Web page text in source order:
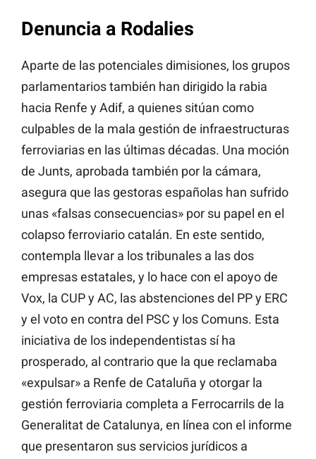
Denuncia a Rodalies
Aparte de las potenciales dimisiones, los grupos
parlamentarios también han dirigido la rabia
hacia Renfe y Adif, a quienes sitúan como
culpables de la mala gestión de infraestructuras
ferroviarias en las últimas décadas. Una moción
de Junts, aprobada también por la cámara,
asegura que las gestoras españolas han sufrido
unas «falsas consecuencias» por su papel en el
colapso ferroviario catalán. En este sentido,
contempla llevar a los tribunales a las dos
empresas estatales, y lo hace con el apoyo de
Vox, la CUP y AC, las abstenciones del PP y ERC
y el voto en contra del PSC y los Comuns. Esta
iniciativa de los independentistas sí ha
prosperado, al contrario que la que reclamaba
«expulsar» a Renfe de Cataluña y otorgar la
gestión ferroviaria completa a Ferrocarrils de la
Generalitat de Catalunya, en línea con el informe
que presentaron sus servicios jurídicos a